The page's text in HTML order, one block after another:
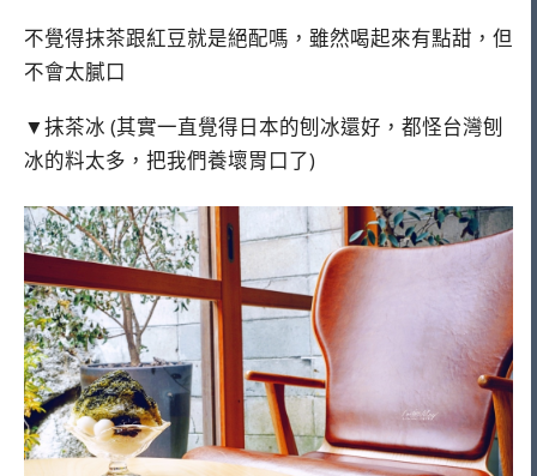
不覺得抹茶跟紅豆就是絕配嗎，雖然喝起來有點甜，但
不會太膩口
▼抹茶冰 (其實一直覺得日本的刨冰還好，都怪台灣刨
冰的料太多，把我們養壞胃口了)